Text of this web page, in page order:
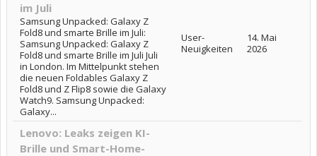
im Juli
Samsung Unpacked: Galaxy Z
Fold8 und smarte Brille im Juli:
Samsung Unpacked: Galaxy Z
Fold8 und smarte Brille im Juli Juli
in London. Im Mittelpunkt stehen
die neuen Foldables Galaxy Z
Fold8 und Z Flip8 sowie die Galaxy
Watch9. Samsung Unpacked:
Galaxy...
User-
Neuigkeiten
14. Mai
2026
Lenovo: Leaks zeigen KI-
Brille und Smart-Home-